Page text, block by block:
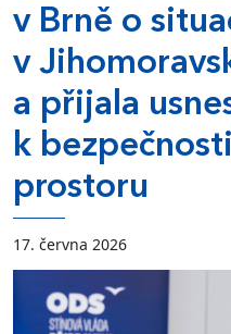
v Brně o
v
a přijala
k
prostoru
17. června 2026